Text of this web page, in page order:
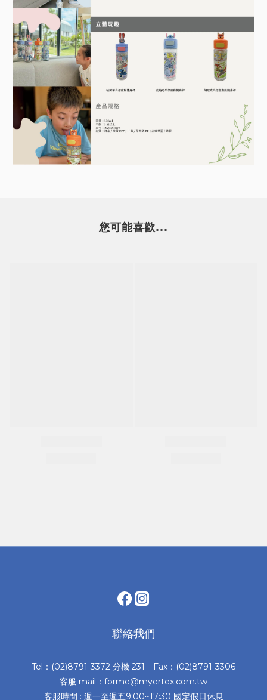
您可能喜歡...
聯絡我們
Tel：(02)8791-3372 分機 231 Fax：(02)8791-3306
客服 mail：forme@myertex.com.tw
客服時間 : 週一至週五9:00~17:30 國定假日休息